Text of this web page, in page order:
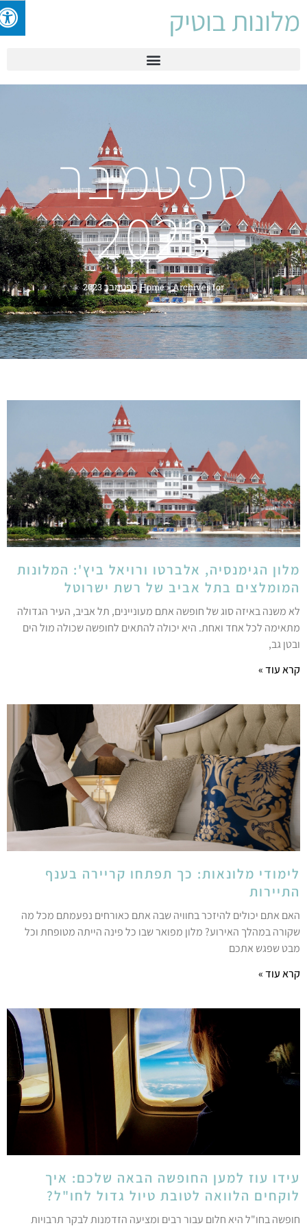
בוטיק
ספטמבר
2023
Home»Archives for ספטמבר 2023
הגימנסיה, אלברטו ורויאל ביץ': המלונות
בתל אביב של רשת ישרוטל
משנה באיזה סוג של חופשה אתם מעוניינים, תל אביב, העיר הגדולה
לכל אחד ואחת. היא יכולה להתאים לחופשה שכולה מול הים
גב,
עוד »
מלונאות: כך תפתחו קריירה בענף
אתם יכולים להיזכר בחוויה שבה אתם כאורחים נפעמתם מכל מה
במהלך האירוע? מלון מפואר שבו כל פינה הייתה מטופחת וכל
שפגש אתכם
עוד »
עוז למען החופשה הבאה שלכם: איך
הלוואה לטובת טיול גדול לחו"ל?
בחו"ל היא חלום עבור רבים ומציעה הזדמנות לבקר תרבויות